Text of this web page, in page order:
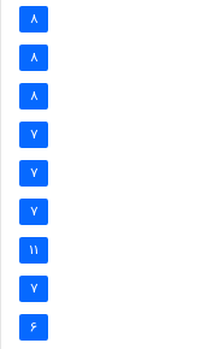
8
8
8
7
7
7
11
7
6